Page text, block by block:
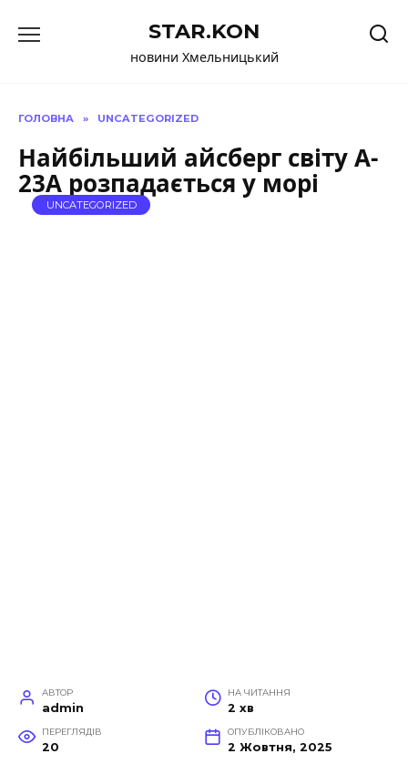
до
STAR.KON
новини Хмельницький
ГОЛОВНА » UNCATEGORIZED
Найбільший айсберг світу A-
23A розпадається у морі
UNCATEGORIZED
АВТОР
admin
НА ЧИТАННЯ
2 хв
ПЕРЕГЛЯДІВ
20
ОПУБЛІКОВАНО
2 Жовтня, 2025